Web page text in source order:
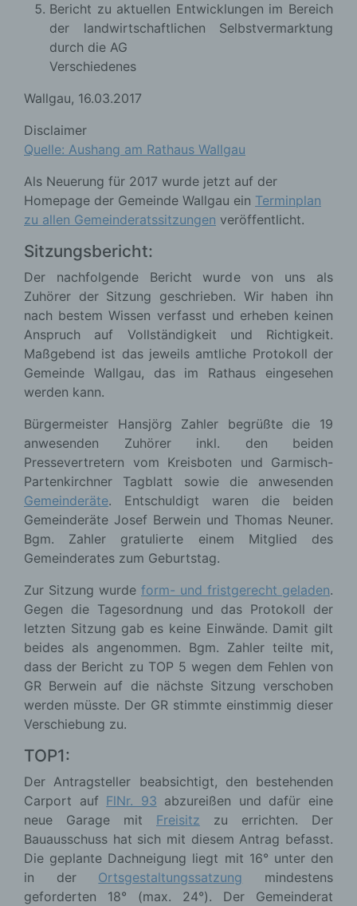
Bericht zu aktuellen Entwicklungen im Bereich
der landwirtschaftlichen Selbstvermarktung
durch die AG
Verschiedenes
Wallgau, 16.03.2017
Disclaimer
Quelle: Aushang am Rathaus Wallgau
Als Neuerung für 2017 wurde jetzt auf der
Homepage der Gemeinde Wallgau ein Terminplan
zu allen Gemeinderatssitzungen veröffentlicht.
Sitzungsbericht:
Der nachfolgende Bericht wurde von uns als
Zuhörer der Sitzung geschrieben. Wir haben ihn
nach bestem Wissen verfasst und erheben keinen
Anspruch auf Vollständigkeit und Richtigkeit.
Maßgebend ist das jeweils amtliche Protokoll der
Gemeinde Wallgau, das im Rathaus eingesehen
werden kann.
Bürgermeister Hansjörg Zahler begrüßte die 19
anwesenden Zuhörer inkl. den beiden
Pressevertretern vom Kreisboten und Garmisch-
Partenkirchner Tagblatt sowie die anwesenden
Gemeinderäte. Entschuldigt waren die beiden
Gemeinderäte Josef Berwein und Thomas Neuner.
Bgm. Zahler gratulierte einem Mitglied des
Gemeinderates zum Geburtstag.
Zur Sitzung wurde form- und fristgerecht geladen.
Gegen die Tagesordnung und das Protokoll der
letzten Sitzung gab es keine Einwände. Damit gilt
beides als angenommen. Bgm. Zahler teilte mit,
dass der Bericht zu TOP 5 wegen dem Fehlen von
GR Berwein auf die nächste Sitzung verschoben
werden müsste. Der GR stimmte einstimmig dieser
Verschiebung zu.
TOP1:
Der Antragsteller beabsichtigt, den bestehenden
Carport auf FlNr. 93 abzureißen und dafür eine
neue Garage mit Freisitz zu errichten. Der
Bauausschuss hat sich mit diesem Antrag befasst.
Die geplante Dachneigung liegt mit 16° unter den
in der Ortsgestaltungssatzung mindestens
geforderten 18° (max. 24°). Der Gemeinderat